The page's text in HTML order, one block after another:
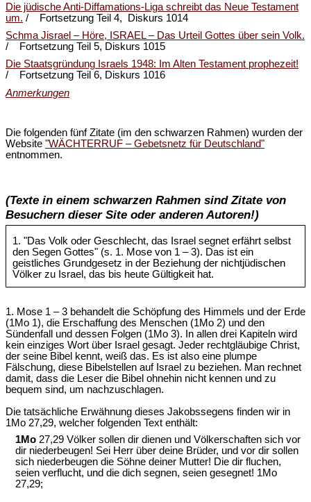
Die jüdische Anti-Diffamations-Liga schreibt das Neue Testament
um. / Fortsetzung Teil 4, Diskurs 1014
Schma Jisrael – Höre, ISRAEL – Das Urteil Gottes über sein Volk.
/ Fortsetzung Teil 5, Diskurs 1015
Die Staatsgründung Israels 1948: Im Alten Testament prophezeit!
/ Fortsetzung Teil 6, Diskurs 1016
Anmerkungen
Die folgenden fünf Zitate (im den schwarzen Rahmen) wurden der
Website "WÄCHTERRUF – Gebetsnetz für Deutschland"
entnommen.
(Texte in einem schwarzen Rahmen sind Zitate von
Besuchern dieser Site oder anderen Autoren!)
1. "Das Volk oder Geschlecht, das Israel segnet erfährt selbst
den Segen Gottes" (s. 1. Mose von 1 – 3). Das ist ein
geistliches Grundgesetz in der Beziehung der nichtjüdischen
Völker zu Israel, das bis heute Gültigkeit hat.
1. Mose 1 – 3 behandelt die Schöpfung des Himmels und der Erde
(1Mo 1), die Erschaffung des Menschen (1Mo 2) und den
Sündenfall und dessen Folgen (1Mo 3). In allen drei Kapiteln wird
kein einziges Wort über Israel gesagt. Jeder rechtgläubige Christ,
der seine Bibel kennt, weiß das. Es ist also eine plumpe
Fälschung, diese Bibelstellen auf Israel zu beziehen. Man rechnet
damit, dass die Leser die Bibel ohnehin nicht kennen und zu
bequem sind, um nachzuschlagen.
Die tatsächliche Erwähnung dieses Jakobssegens finden wir in
1Mo 27,29, welcher folgenden Text enthält:
1Mo 27,29 Völker sollen dir dienen und Völkerschaften sich vor
dir niederbeugen! Sei Herr über deine Brüder, und vor dir sollen
sich niederbeugen die Söhne deiner Mutter! Die dir fluchen,
seien verflucht, und die dich segnen, seien gesegnet! 1Mo
27,29;